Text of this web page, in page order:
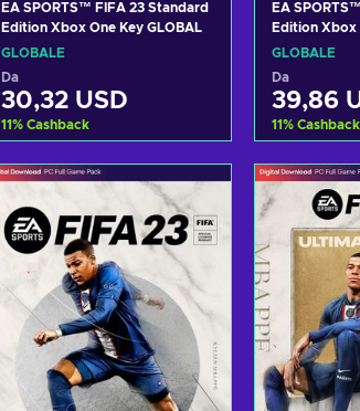
EA SPORTS™ FIFA 23 Standard
Edition Xbox One Key GLOBAL
GLOBALE
Da
30,32 USD
11% Cashback
Aggiungi al carrello
Visualizza offerte
EA
Edition Xbox
GLOBAL
GLOBALE
Da
39,86
11% Cashback